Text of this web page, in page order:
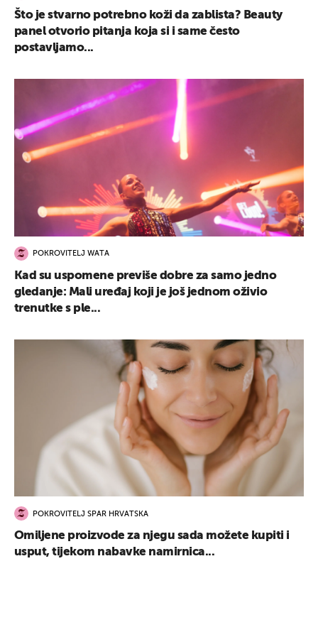
Što je stvarno potrebno koži da zablista? Beauty
panel otvorio pitanja koja si i same često
postavljamo...
POKROVITELJ WATA
Kad su uspomene previše dobre za samo jedno
gledanje: Mali uređaj koji je još jednom oživio
trenutke s ple...
POKROVITELJ SPAR HRVATSKA
Omiljene proizvode za njegu sada možete kupiti i
usput, tijekom nabavke namirnica...